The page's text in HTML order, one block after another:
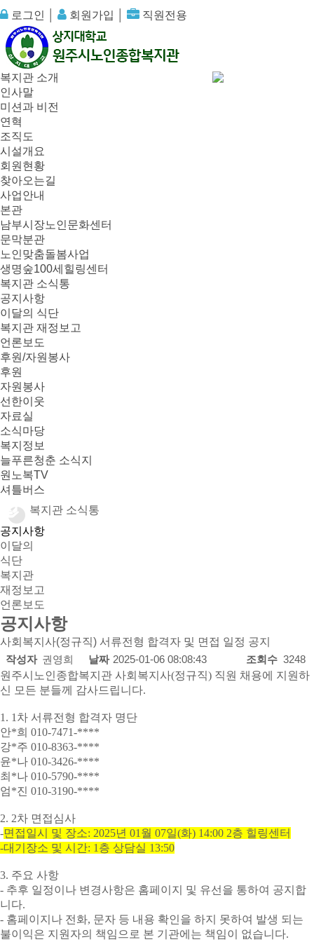
로그인 회원가입 직원전용
복지관 소개
인사말
미션과 비전
연혁
조직도
시설개요
회원현황
찾아오는길
사업안내
본관
남부시장노인문화센터
문막분관
노인맞춤돌봄사업
생명숲100세힐링센터
복지관 소식통
공지사항
이달의 식단
복지관 재정보고
언론보도
후원/자원봉사
후원
자원봉사
선한이웃
자료실
소식마당
복지정보
늘푸른청춘 소식지
원노복TV
셔틀버스
복지관 소식통
공지사항
이달의
식단
복지관
재정보고
언론보도
공지사항
사회복지사(정규직) 서류전형 합격자 및 면접 일정 공지
작성자 권영희 날짜 2025-01-06 08:08:43 조회수 3248
원주시노인종합복지관 사회복지사(정규직) 직원 채용에 지원하
신 모든 분들께 감사드립니다.
1. 1 차 서류전형 합격자 명단
안*희 010-7471-****
강*주 010-8363-****
윤*나 010-3426-****
최 *나 010-5790-****
엄*진 010-3190-****
2. 2차 면접심사
-면접일시 및 장소: 2025년 01 월 07일(화) 14:00 2층 힐링센터
-대기장소 및 시간: 1 층 상담실 13:50
3. 주요 사항
- 추후 일정이나 변경사항은 홈페이지 및 유선을 통하여 공지합
니다.
- 홈페이지나 전화, 문자 등 내용 확인을 하지 못하여 발생 되는
불이익은 지원자의 책임으로 본 기관에는 책임이 없습니다.